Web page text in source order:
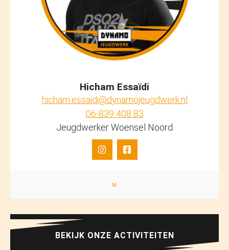
Hicham Essaïdi
hicham.essaidi@dynamojeugdwerk.nl
06-839 408 83
Jeugdwerker Woensel Noord
»
BEKIJK ONZE ACTIVITEITEN